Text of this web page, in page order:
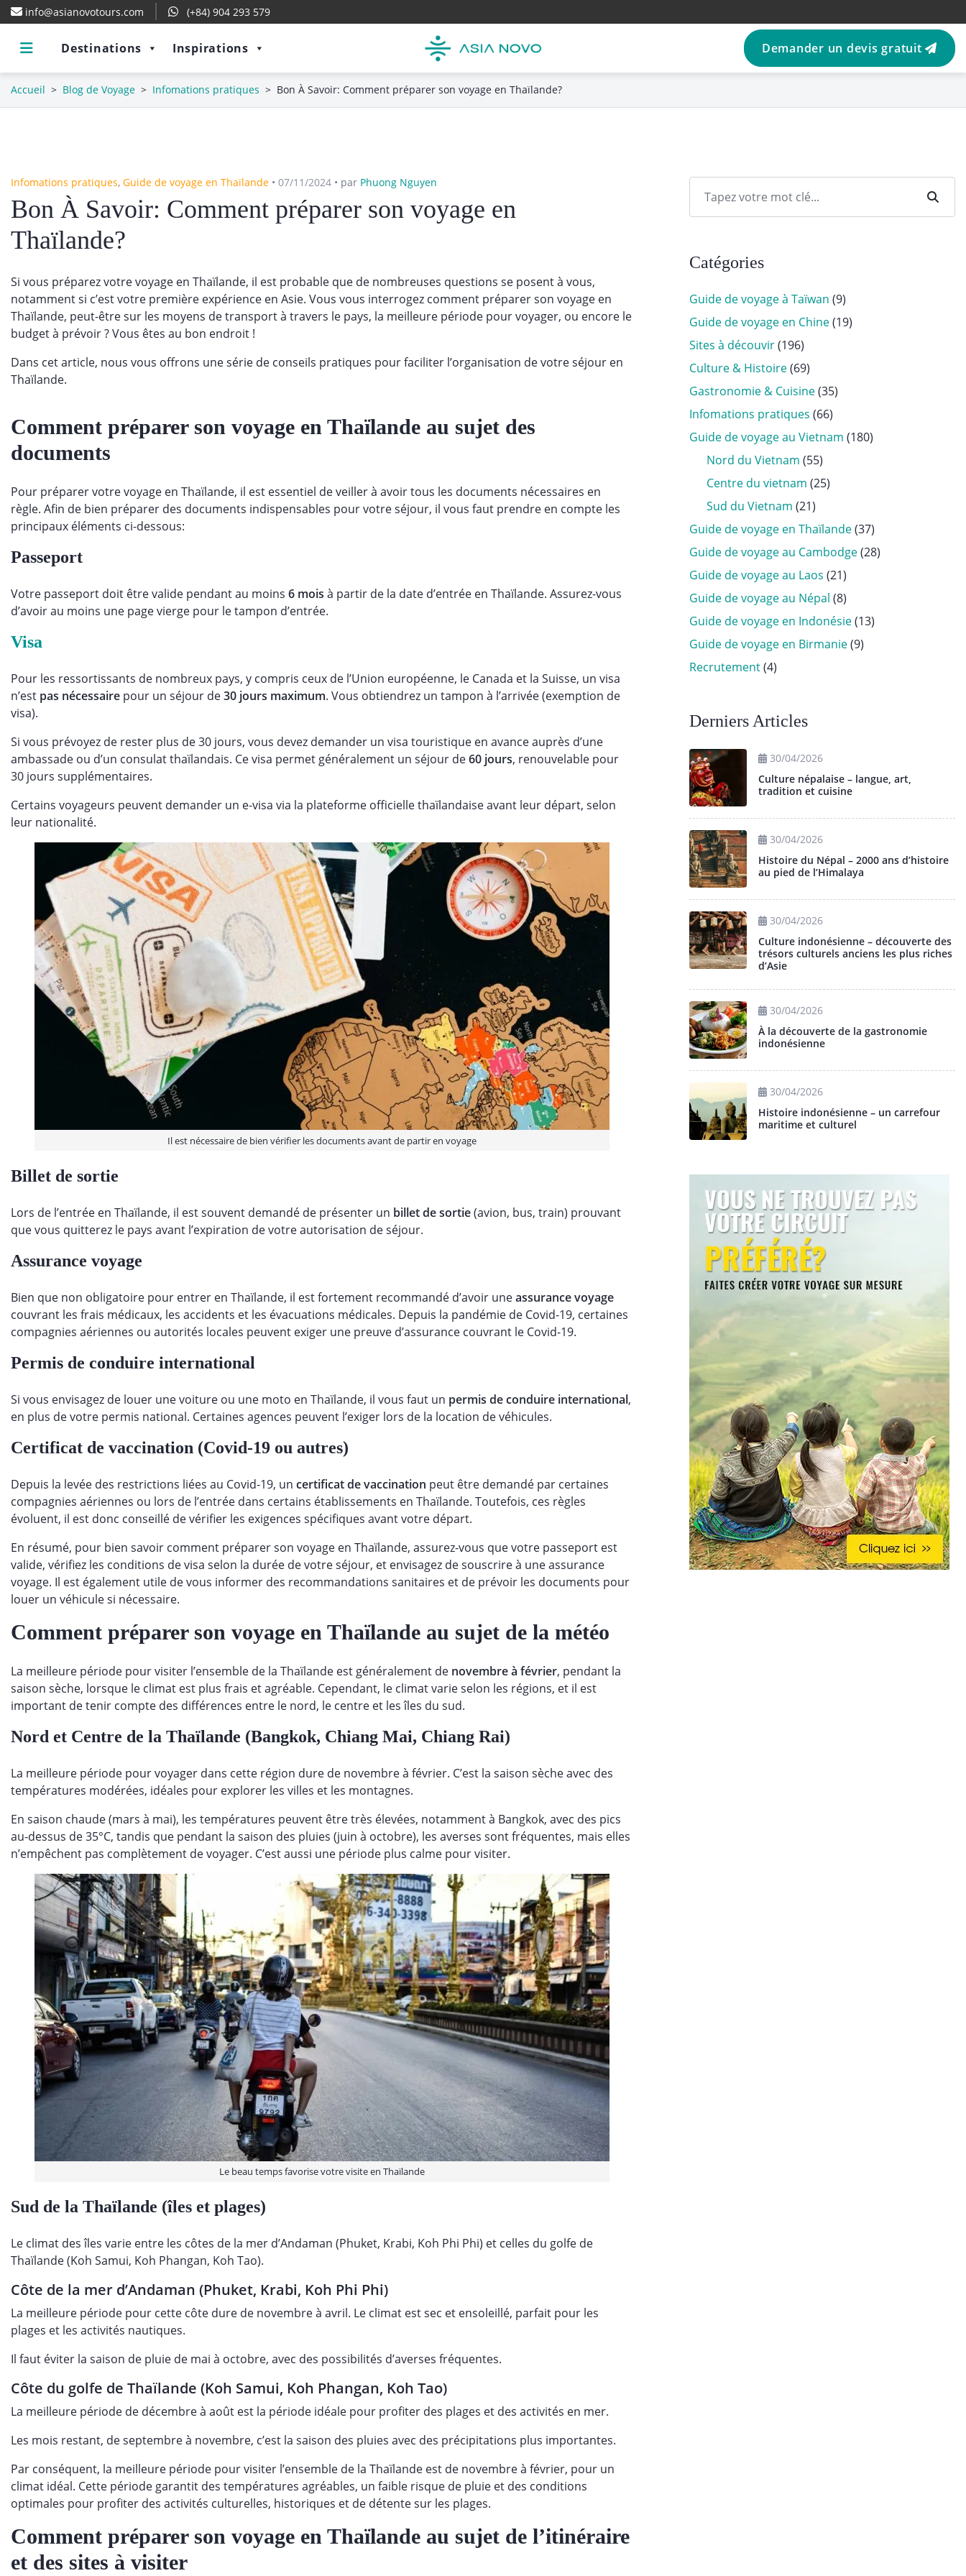
info@asianovotours.com (+84) 904 293 579
Destinations Inspirations Demander un devis gratuit
Accueil > Blog de Voyage > Infomations pratiques > Bon À Savoir: Comment préparer son voyage en Thaïlande?
Infomations pratiques, Guide de voyage en Thaïlande • 07/11/2024 • par Phuong Nguyen
Bon À Savoir: Comment préparer son voyage en
Thaïlande?
Si vous préparez votre voyage en Thaïlande, il est probable que de nombreuses questions se posent à vous,
notamment si c’est votre première expérience en Asie. Vous vous interrogez comment préparer son voyage en
Thaïlande, peut-être sur les moyens de transport à travers le pays, la meilleure période pour voyager, ou encore le
budget à prévoir ? Vous êtes au bon endroit !
Dans cet article, nous vous offrons une série de conseils pratiques pour faciliter l’organisation de votre séjour en
Thaïlande.
Comment préparer son voyage en Thaïlande au sujet des
documents
Pour préparer votre voyage en Thaïlande, il est essentiel de veiller à avoir tous les documents nécessaires en
règle. Afin de bien préparer des documents indispensables pour votre séjour, il vous faut prendre en compte les
principaux éléments ci-dessous:
Passeport
Votre passeport doit être valide pendant au moins 6 mois à partir de la date d’entrée en Thaïlande. Assurez-vous
d’avoir au moins une page vierge pour le tampon d’entrée.
Visa
Pour les ressortissants de nombreux pays, y compris ceux de l’Union européenne, le Canada et la Suisse, un visa
n’est pas nécessaire pour un séjour de30 jours maximum. Vous obtiendrez un tampon à l’arrivée (exemption de
visa).
Si vous prévoyez de rester plus de 30 jours, vous devez demander un visa touristique en avance auprès d’une
ambassade ou d’un consulat thaïlandais. Ce visa permet généralement un séjour de60 jours, renouvelable pour
30 jours supplémentaires.
Certains voyageurs peuvent demander un e-visa via la plateforme officielle thaïlandaise avant leur départ, selon
leur nationalité.
Il est nécessaire de bien vérifier les documents avant de partir en voyage
Billet de sortie
Lors de l’entrée en Thaïlande, il est souvent demandé de présenter un billet de sortie(avion, bus, train) prouvant
que vous quitterez le pays avant l’expiration de votre autorisation de séjour.
Assurance voyage
Bien que non obligatoire pour entrer en Thaïlande, il est fortement recommandé d’avoir uneassurance voyage
couvrant les frais médicaux, les accidents et les évacuations médicales. Depuis la pandémie de Covid-19, certaines
compagnies aériennes ou autorités locales peuvent exiger une preuve d’assurance couvrant le Covid-19.
Permis de conduire international
Si vous envisagez de louer une voiture ou une moto en Thaïlande, il vous faut un permis de conduire international,
en plus de votre permis national. Certaines agences peuvent l’exiger lors de la location de véhicules.
Certificat de vaccination (Covid-19 ou autres)
Depuis la levée des restrictions liées au Covid-19, un certificat de vaccination peut être demandé par certaines
compagnies aériennes ou lors de l’entrée dans certains établissements en Thaïlande. Toutefois, ces règles
évoluent, il est donc conseillé de vérifier les exigences spécifiques avant votre départ.
En résumé, pour bien savoir comment préparer son voyage en Thaïlande, assurez-vous que votre passeport est
valide, vérifiez les conditions de visa selon la durée de votre séjour, et envisagez de souscrire à une assurance
voyage. Il est également utile de vous informer des recommandations sanitaires et de prévoir les documents pour
louer un véhicule si nécessaire.
Comment préparer son voyage en Thaïlande au sujet de la météo
La meilleure période pour visiter l’ensemble de la Thaïlande est généralement de novembre à février, pendant la
saison sèche, lorsque le climat est plus frais et agréable. Cependant, le climat varie selon les régions, et il est
important de tenir compte des différences entre le nord, le centre et les îles du sud.
Nord et Centre de la Thaïlande (Bangkok, Chiang Mai, Chiang Rai)
La meilleure période pour voyager dans cette région dure de novembre à février. C’est la saison sèche avec des
températures modérées, idéales pour explorer les villes et les montagnes.
En saison chaude (mars à mai), les températures peuvent être très élevées, notamment à Bangkok, avec des pics
au-dessus de 35°C, tandis que pendant la saison des pluies (juin à octobre), les averses sont fréquentes, mais elles
n’empêchent pas complètement de voyager. C’est aussi une période plus calme pour visiter.
Le beau temps favorise votre visite en Thaïlande
Sud de la Thaïlande (îles et plages)
Le climat des îles varie entre les côtes de la mer d’Andaman (Phuket, Krabi, Koh Phi Phi) et celles du golfe de
Thaïlande (Koh Samui, Koh Phangan, Koh Tao).
Côte de la mer d’Andaman (Phuket, Krabi, Koh Phi Phi)
La meilleure période pour cette côte dure de novembre à avril. Le climat est sec et ensoleillé, parfait pour les
plages et les activités nautiques.
Il faut éviter la saison de pluie de mai à octobre, avec des possibilités d’averses fréquentes.
Côte du golfe de Thaïlande (Koh Samui, Koh Phangan, Koh Tao)
La meilleure période de décembre à août est la période idéale pour profiter des plages et des activités en mer.
Les mois restant, de septembre à novembre, c’est la saison des pluies avec des précipitations plus importantes.
Par conséquent, la meilleure période pour visiter l’ensemble de la Thaïlande est de novembre à février, pour un
climat idéal. Cette période garantit des températures agréables, un faible risque de pluie et des conditions
optimales pour profiter des activités culturelles, historiques et de détente sur les plages.
Comment préparer son voyage en Thaïlande au sujet de l’itinéraire
et des sites à visiter
Catégories
Guide de voyage à Taïwan (9)
Guide de voyage en Chine(19)
Sites à découvir(196)
Culture & Histoire(69)
Gastronomie & Cuisine(35)
Infomations pratiques (66)
Guide de voyage au Vietnam (180)
Nord du Vietnam (55)
Centre du vietnam (25)
Sud du Vietnam (21)
Guide de voyage en Thaïlande(37)
Guide de voyage au Cambodge(28)
Guide de voyage au Laos (21)
Guide de voyage au Népal (8)
Guide de voyage en Indonésie(13)
Guide de voyage en Birmanie(9)
Recrutement(4)
Derniers Articles
30/04/2026
Culture népalaise – langue, art,
tradition et cuisine
30/04/2026
Histoire du Népal – 2000 ans d’histoire
au pied de l’Himalaya
30/04/2026
Culture indonésienne – découverte des
trésors culturels anciens les plus riches
d’Asie
30/04/2026
À la découverte de la gastronomie
indonésienne
30/04/2026
Histoire indonésienne – un carrefour
maritime et culturel